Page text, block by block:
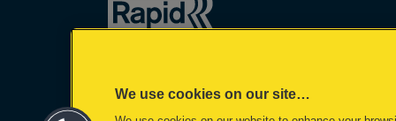
We use cookies on our site…